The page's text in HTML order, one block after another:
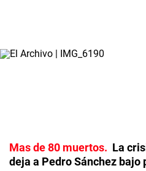
Mas de 80 muertos
La
deja a Pedro Sánchez bajo